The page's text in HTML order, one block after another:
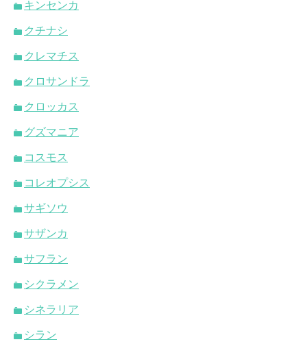
キンセンカ
クチナシ
クレマチス
クロサンドラ
クロッカス
グズマニア
コスモス
コレオプシス
サギソウ
サザンカ
サフラン
シクラメン
シネラリア
シラン